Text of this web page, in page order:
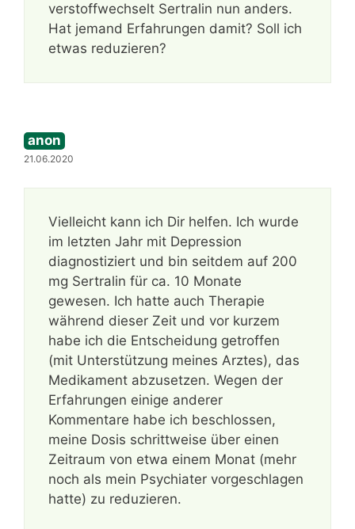
verstoffwechselt Sertralin nun anders.
Hat jemand Erfahrungen damit? Soll ich
etwas reduzieren?
anon
21.06.2020
Vielleicht kann ich Dir helfen. Ich wurde
im letzten Jahr mit Depression
diagnostiziert und bin seitdem auf 200
mg Sertralin für ca. 10 Monate
gewesen. Ich hatte auch Therapie
während dieser Zeit und vor kurzem
habe ich die Entscheidung getroffen
(mit Unterstützung meines Arztes), das
Medikament abzusetzen. Wegen der
Erfahrungen einige anderer
Kommentare habe ich beschlossen,
meine Dosis schrittweise über einen
Zeitraum von etwa einem Monat (mehr
noch als mein Psychiater vorgeschlagen
hatte) zu reduzieren.